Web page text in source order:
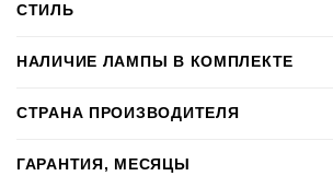
СТИЛЬ
НАЛИЧИЕ ЛАМПЫ В КОМПЛЕКТЕ
СТРАНА ПРОИЗВОДИТЕЛЯ
ГАРАНТИЯ, МЕСЯЦЫ